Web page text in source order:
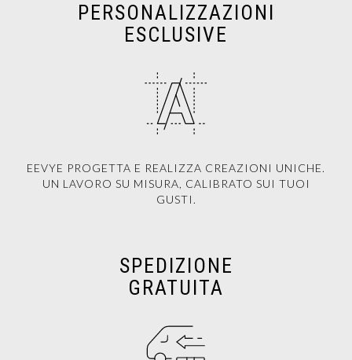
PERSONALIZZAZIONI
ESCLUSIVE
EEVYE PROGETTA E REALIZZA CREAZIONI UNICHE.
UN LAVORO SU MISURA, CALIBRATO SUI TUOI
GUSTI.
SPEDIZIONE
GRATUITA